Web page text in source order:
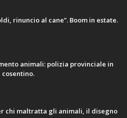
rinuncio al cane”. Boom in estate.
animali: polizia provinciale in
cosentino.
chi maltratta gli animali, il disegno